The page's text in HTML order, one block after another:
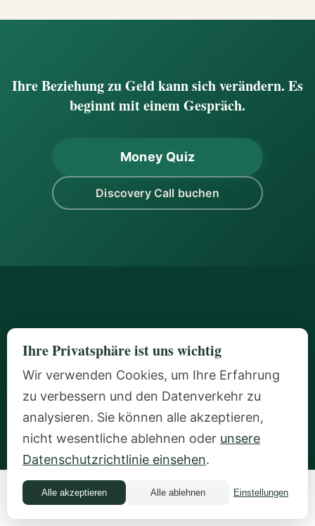
Ihre Beziehung zu Geld kann sich verändern. Es
beginnt mit einem Gespräch.
Money Quiz
Discovery Call buchen
sind, sich mit dem, was sie aufgebaut haben, sicher zu fühlen. In
Zürich ansässig, weltweit tätig.
SCHNELLZUGRIFF Money Quiz
Ihre Privatsphäre ist uns wichtig
Wir verwenden Cookies, um Ihre Erfahrung
zu verbessern und den Datenverkehr zu
analysieren. Sie können alle akzeptieren,
nicht wesentliche ablehnen oder unsere
Datenschutzrichtlinie einsehen.
Alle akzeptieren Alle ablehnen Einstellungen